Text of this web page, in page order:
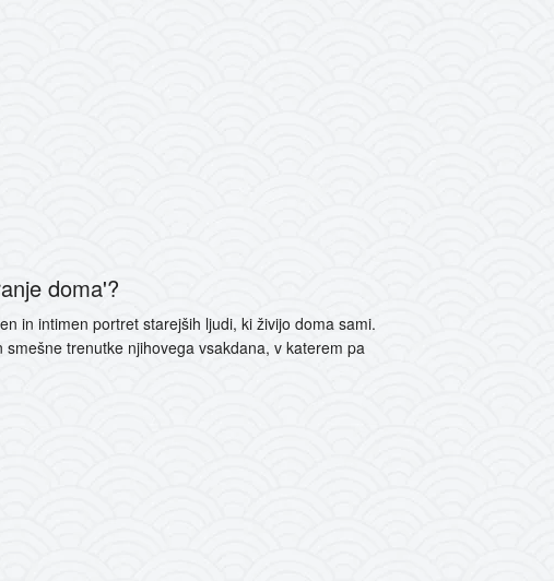
doma'?
in intimen portret starejših ljudi, ki živijo doma sami.
trenutke njihovega vsakdana, v katerem pa